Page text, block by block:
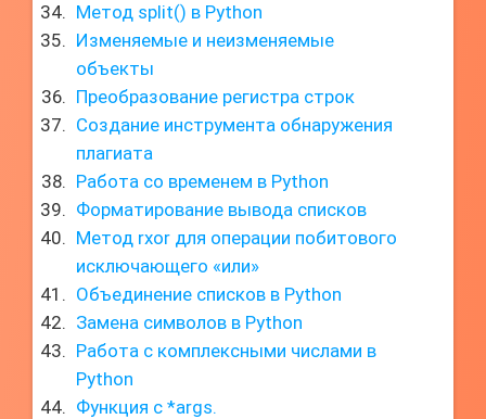
Метод split() в Python
Изменяемые и неизменяемые
объекты
Преобразование регистра строк
Создание инструмента обнаружения
плагиата
Работа со временем в Python
Форматирование вывода списков
Метод rxor для операции побитового
исключающего «или»
Объединение списков в Python
Замена символов в Python
Работа с комплексными числами в
Python
Функция с *args.